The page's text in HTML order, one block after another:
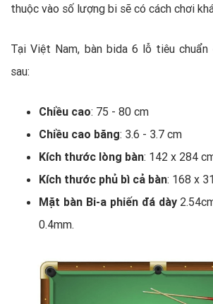
thuộc vào số lượng bi sẽ có cách chơi
Tại Việt Nam, bàn bida 6 lỗ tiêu
sau:
Chiều cao: 75 - 80 cm
Chiều cao băng: 3.6 - 3.7 cm
Kích thước lòng bàn: 142 x 284
Kích thước phủ bì cả bàn: 168 x
Mặt bàn Bi-a phiến đá dày
0.4mm.